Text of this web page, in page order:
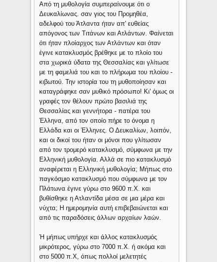
Από τη μυθολογία συμπεραίνουμε ότι ο
Δευκαλίωνας. σαν γιος του Προμηθέα,
αδελφού του Άτλαντα ήταν απ' ευθείας
απόγονος των Τιτάνων και Ατλάντων. Φαίνεται
ότι ήταν πλοίαρχος των Ατλάντων και όταν
έγινε κατακλυσμός βρέθηκε με το πλοίο του
στα χωρικά ύδατα της Θεσσαλίας και γλίτωσε
με τη φαμελιά του και το πλήρωμα του πλοίου -
κιβωτού. Την ιστορία του τη μυθοποίησαν και
καταγράφηκε σαν μυθικό πρόσωπο! Κι' όμως οι
γραφές τον θέλουν πρώτο βασιλιά της
Θεσσαλίας και γεννήτορα - πατέρα του
Έλληνα, από τον οποίο πήρε το όνομα η
Ελλάδα και οι Έλληνες. Ο Δευκαλίων, λοιπόν,
και οι δικοί του ήταν οι μόνοι που γλίτωσαν
από τον τρομερό κατακλυσμό, σύμφωνα με την
Ελληνική μυθολογία. Αλλά σε πιο κατακλυσμό
αναφέρεται η Ελληνική μυθολογία; Μήπως στο
παγκόσμιο κατακλυσμό που σύμφωνα με τον
Πλάτωνα έγινε γύρω στο 9600 π.Χ. και
βυθίσθηκε η Ατλαντίδα μέσα σε μια μέρα και
νύχτα; Η ημερομηνία αυτή επιβεβαιώνεται και
από τις παραδόσεις άλλων αρχαίων λαών.
Ή μήπως υπήρχε και άλλος κατακλυσμός
μικρότερος, γύρω στο 7000 π.Χ. ή ακόμα και
στο 5000 π.Χ, όπως πολλοί μελετητές